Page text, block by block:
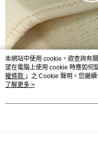
本網站中使用 cookie，欲查詢有
望在電腦上使用 cookie 時應如何
權條款 」之 Cookie 聲明。您繼
用條款之 Cookie 聲明使用 cookie
了解更多 >